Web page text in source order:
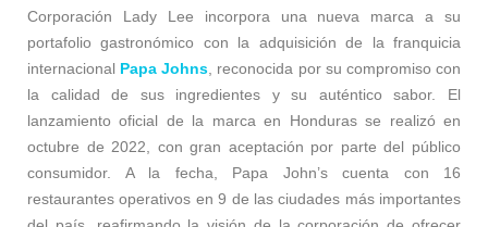
Corporación Lady Lee incorpora una nueva marca a su
portafolio gastronómico con la adquisición de la franquicia
internacional Papa Johns , reconocida por su compromiso con
la calidad de sus ingredientes y su auténtico sabor. El
lanzamiento oficial de la marca en Honduras se realizó en
octubre de 2022, con gran aceptación por parte del público
consumidor. A la fecha, Papa John’s cuenta con 16
restaurantes operativos en 9 de las ciudades más importantes